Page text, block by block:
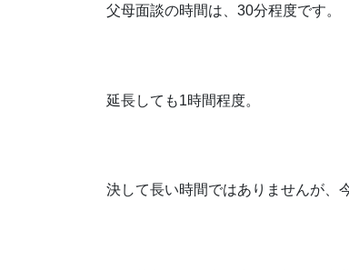
父母面談の時間は、30分程度です。
延長しても1時間程度。
決して長い時間ではありませんが、